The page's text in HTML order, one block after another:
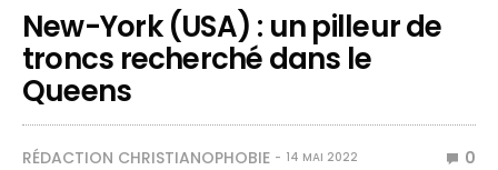
New-York (USA) : un pilleur de
troncs recherché dans le
Queens
RÉDACTION CHRISTIANOPHOBIE 14 MAI 2022 0